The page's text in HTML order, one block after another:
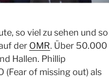
so viel zu sehen und so
der OMR. Über 50.000
Hallen. Phillip
(Fear of missing out) als